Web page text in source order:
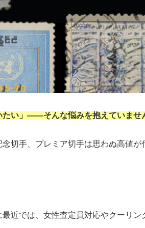
たい」――そんな悩みを抱えていませ
切手、プレミア切手は思わぬ高値が
近では、女性査定員対応やクーリン